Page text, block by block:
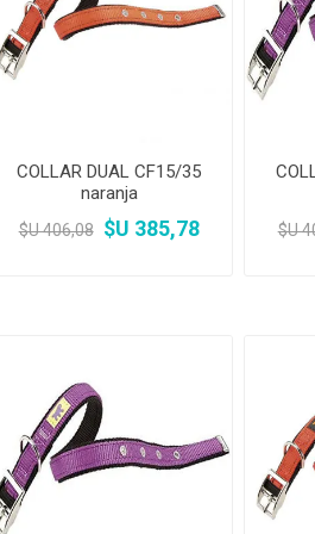
Kat Bom
Vet Life
y Bebedero
Estética e
Artículos
y Arneses
Identificatorias
y Cuchas
tijeras)
COLLAR DUAL CF15/35
naranja
$U 406,08 $U 385,78 $U